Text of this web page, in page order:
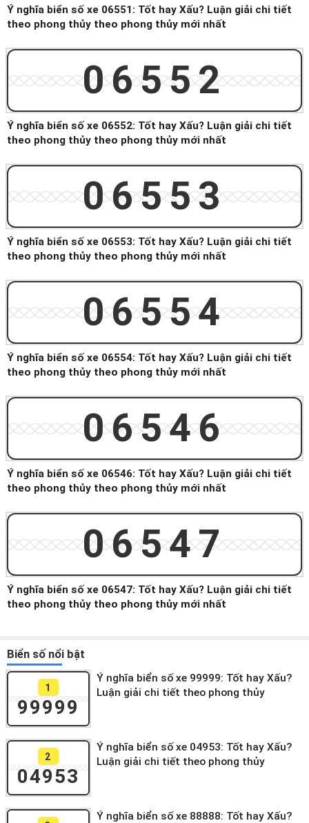
Ý nghĩa biển số xe 06551: Tốt hay Xấu? Luận giải chi tiết
theo phong thủy theo phong thủy mới nhất
06552
Ý nghĩa biển số xe 06552: Tốt hay Xấu? Luận giải chi tiết
theo phong thủy theo phong thủy mới nhất
06553
Ý nghĩa biển số xe 06553: Tốt hay Xấu? Luận giải chi tiết
theo phong thủy theo phong thủy mới nhất
06554
Ý nghĩa biển số xe 06554: Tốt hay Xấu? Luận giải chi tiết
theo phong thủy theo phong thủy mới nhất
06546
Ý nghĩa biển số xe 06546: Tốt hay Xấu? Luận giải chi tiết
theo phong thủy theo phong thủy mới nhất
06547
Ý nghĩa biển số xe 06547: Tốt hay Xấu? Luận giải chi tiết
theo phong thủy theo phong thủy mới nhất
Biển số nổi bật
1
99999
Ý nghĩa biển số xe 99999: Tốt hay Xấu?
Luận giải chi tiết theo phong thủy
2
04953
Ý nghĩa biển số xe 04953: Tốt hay Xấu?
Luận giải chi tiết theo phong thủy
Ý nghĩa biển số xe 88888: Tốt hay Xấu?